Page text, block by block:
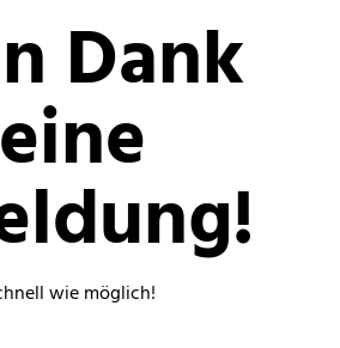
Dank
wie möglich!